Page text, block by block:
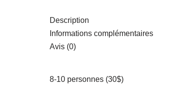
Description
Informations complémentaires
Avis (0)
8-10 personnes (30$)